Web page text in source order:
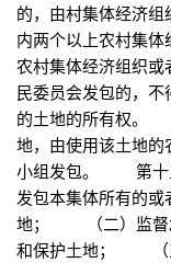
的，由村集体经济
内两个以上农村集
农村集体经济组织
民委员会发包的，
的土地的所有权。
地，由使用该土地
小组发包。 第十
发包本集体所有的
地； （二）监督承
和保护土地； （三